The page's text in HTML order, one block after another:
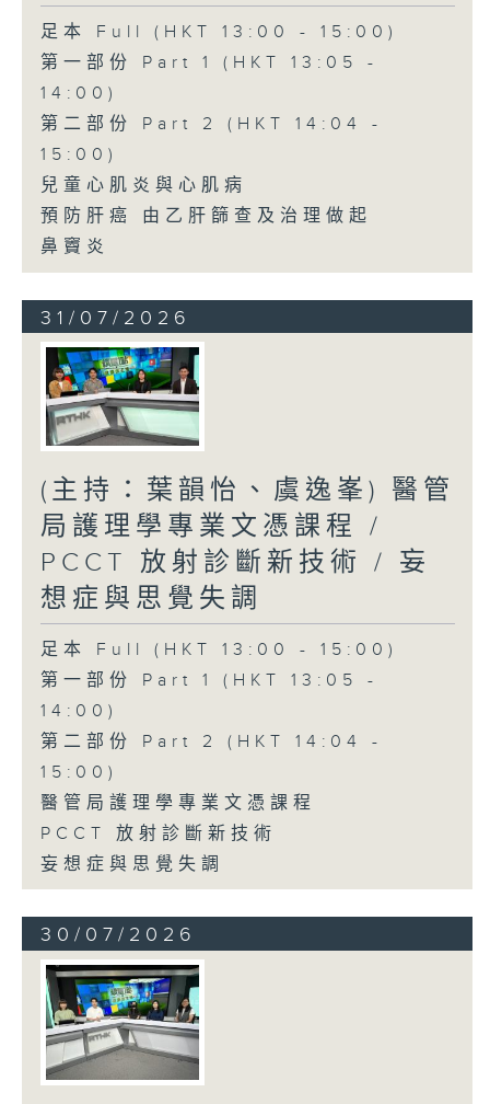
足本 Full (HKT 13:00 - 15:00)
第一部份 Part 1 (HKT 13:05 -
14:00)
第二部份 Part 2 (HKT 14:04 -
15:00)
兒童心肌炎與心肌病
預防肝癌 由乙肝篩查及治理做起
鼻竇炎
31/07/2026
(主持：葉韻怡、虞逸峯) 醫管
局護理學專業文憑課程 /
PCCT 放射診斷新技術 / 妄
想症與思覺失調
足本 Full (HKT 13:00 - 15:00)
第一部份 Part 1 (HKT 13:05 -
14:00)
第二部份 Part 2 (HKT 14:04 -
15:00)
醫管局護理學專業文憑課程
PCCT 放射診斷新技術
妄想症與思覺失調
30/07/2026